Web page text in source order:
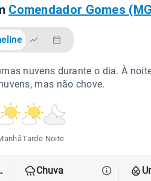
Comendador Gomes
nuvens durante o dia. À
mas não chove.
Tarde Noite
Chuva